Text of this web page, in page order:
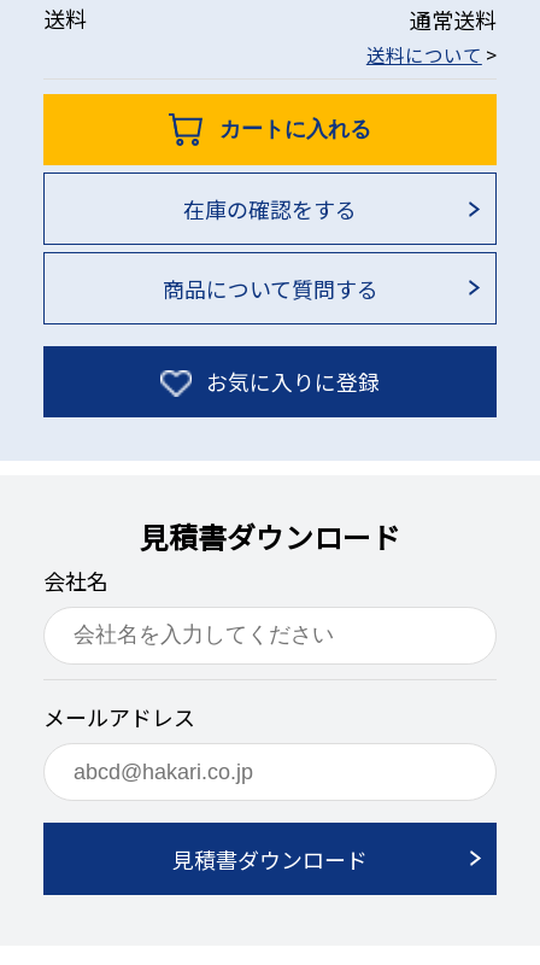
送料 通常送料
送料について >
カートに入れる
在庫の確認をする
商品について質問する
お気に入りに登録
見積書ダウンロード
会社名
メールアドレス
見積書ダウンロード